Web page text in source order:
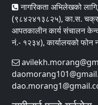
नागरिकता अभिलेखको
(९८४२४१३८२५), का.स. चक्र
आपतकालीन कार्य संचालन
नं.- १२३४), कार्यालयको